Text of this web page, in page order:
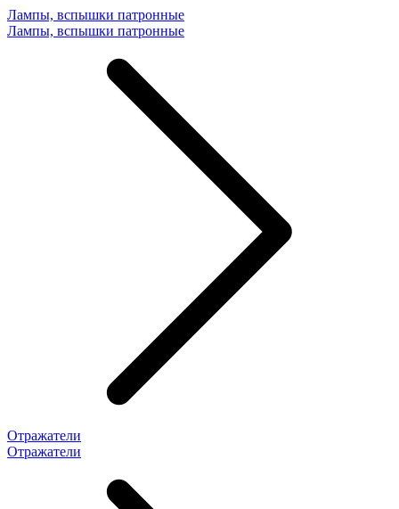
Лампы, вспышки патронные
Лампы, вспышки патронные
Отражатели
Отражатели